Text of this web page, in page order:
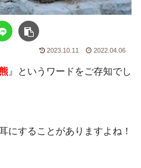
2023.10.11 2022.04.06
』というワードをご存知でし
にすることがありますよね！